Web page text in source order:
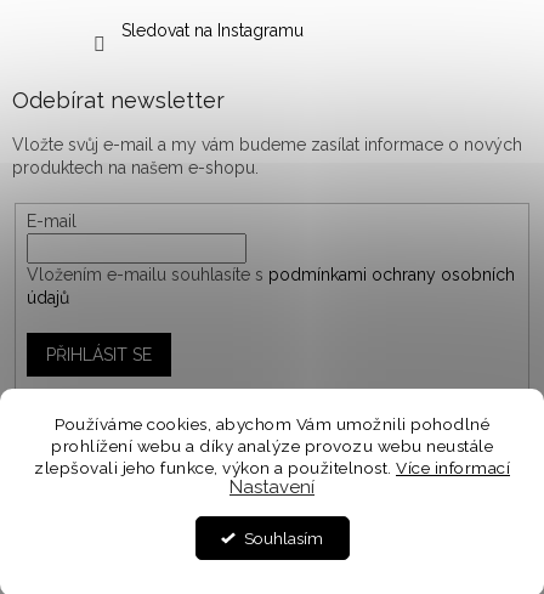
Používáme cookies, abychom Vám umožnili pohodlné
prohlížení webu a díky analýze provozu webu neustále
zlepšovali jeho funkce, výkon a použitelnost. Více informací
Nastavení
Souhlasím
Personalizované objednávky vyrábíme a odesíláme do
10-14 dnů. Spěcháte na objednávku? V košíku zvolte
EXPRESNÍ DODÁNÍ ⭐
Sledovat na Instagramu
Odebírat newsletter
Vložte svůj e-mail a my vám budeme zasílat informace o nových
produktech na našem e-shopu.
E-mail
Vložením e-mailu souhlasíte s podmínkami ochrany osobních
údajů
PŘIHLÁSIT SE
Vytvořil Shoptet
woodify.cz. Všechna práva vyhrazena.